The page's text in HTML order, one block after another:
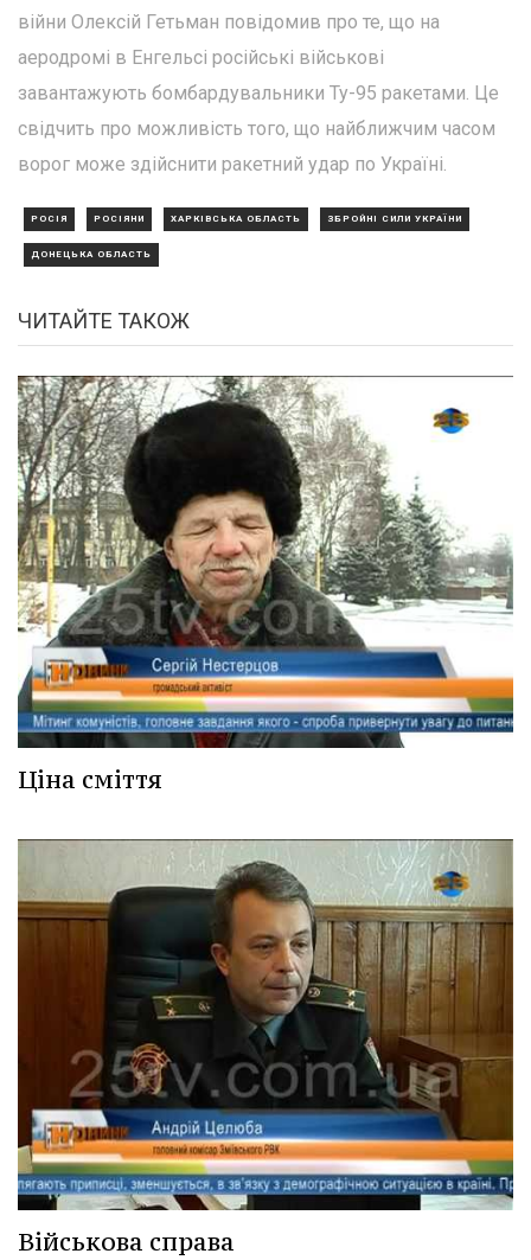
війни Олексій Гетьман повідомив про те, що на
аеродромі в Енгельсі російські військові
завантажують бомбардувальники Ту-95 ракетами. Це
свідчить про можливість того, що найближчим часом
ворог може здійснити ракетний удар по Україні.
РОСІЯ РОСІЯНИ ХАРКІВСЬКА ОБЛАСТЬ ЗБРОЙНІ СИЛИ УКРАЇНИ
ДОНЕЦЬКА ОБЛАСТЬ
ЧИТАЙТЕ ТАКОЖ
Ціна сміття
Військова справа